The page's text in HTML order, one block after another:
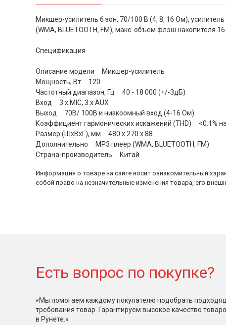
Микшер-усилитель 6 зон, 70/100 В (4, 8, 16 Ом),
(WMA, BLUETOOTH, FM), макс. объем флэш накопителя 16
Спецификация
Описание модели Микшер-усилитель
Мощность, Вт 120
Частотный диапазон, Гц 40 - 18 000 (+/-3дБ)
Вход 3 х MIC, 3 х AUX
Выход 70В/ 100В и низкоомный вход (4-16 Ом)
Коэффициент гармонических искажений (THD) <0.1%
Размер (ШхВхГ), мм 480 х 270 х 88
Дополнительно MP3 плеер (WMA, BLUETOOTH, FM)
Страна-производитель Китай
Информация о товаре на сайте носит ознакомительный
собой право на незначительные изменения товара, его
Есть вопрос по покупке?
«Мы помогаем каждому покупателю подобрать
требования товар. Гарантируем высокое качество
в Рунете.»